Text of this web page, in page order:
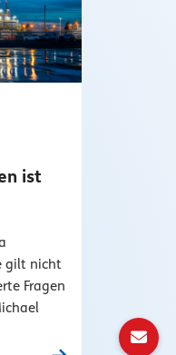
ist
gilt nicht
Fragen